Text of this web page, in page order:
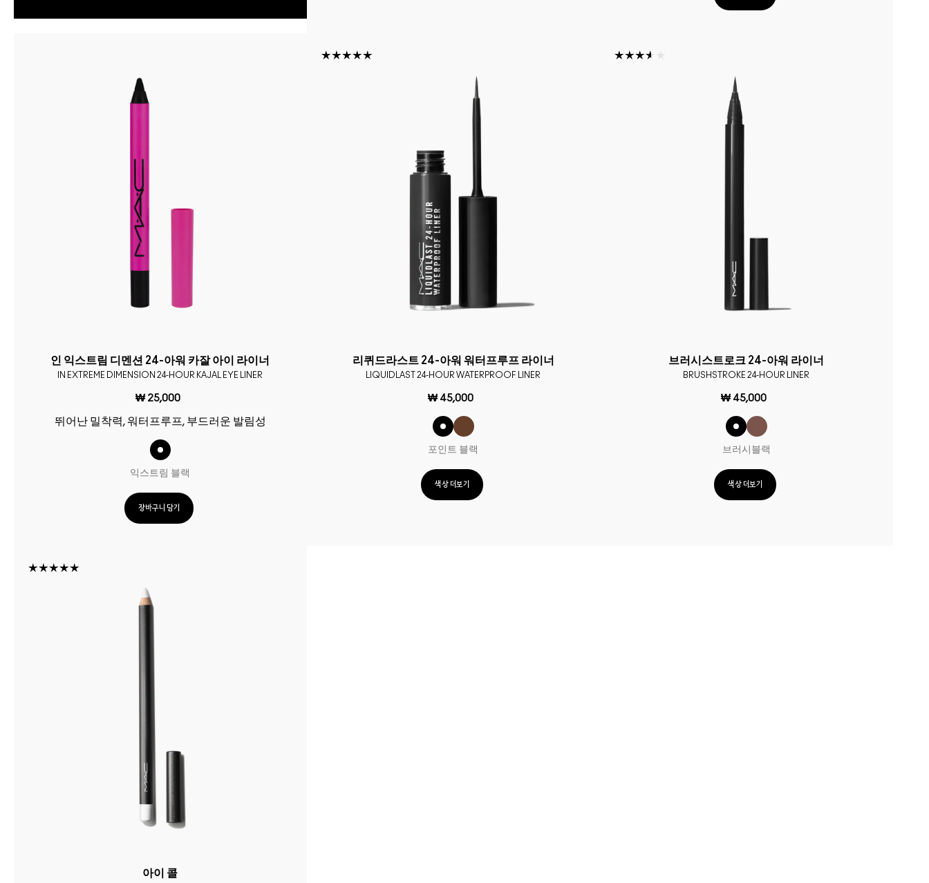
인 익스트림 디멘션 24-아워 카잘 아이 라이너
IN EXTREME DIMENSION 24-HOUR KAJAL EYE LINER
₩ 25,000
뛰어난 밀착력, 워터프루프, 부드러운 발림성
익스트림 블랙
장바구니 담기
리퀴드라스트 24-아워 워터프루프 라이너
LIQUIDLAST 24-HOUR WATERPROOF LINER
₩ 45,000
포인트 블랙
색상 더보기
브러시스트로크 24-아워 라이너
BRUSHSTROKE 24-HOUR LINER
₩ 45,000
브러시블랙
색상 더보기
아이 콜